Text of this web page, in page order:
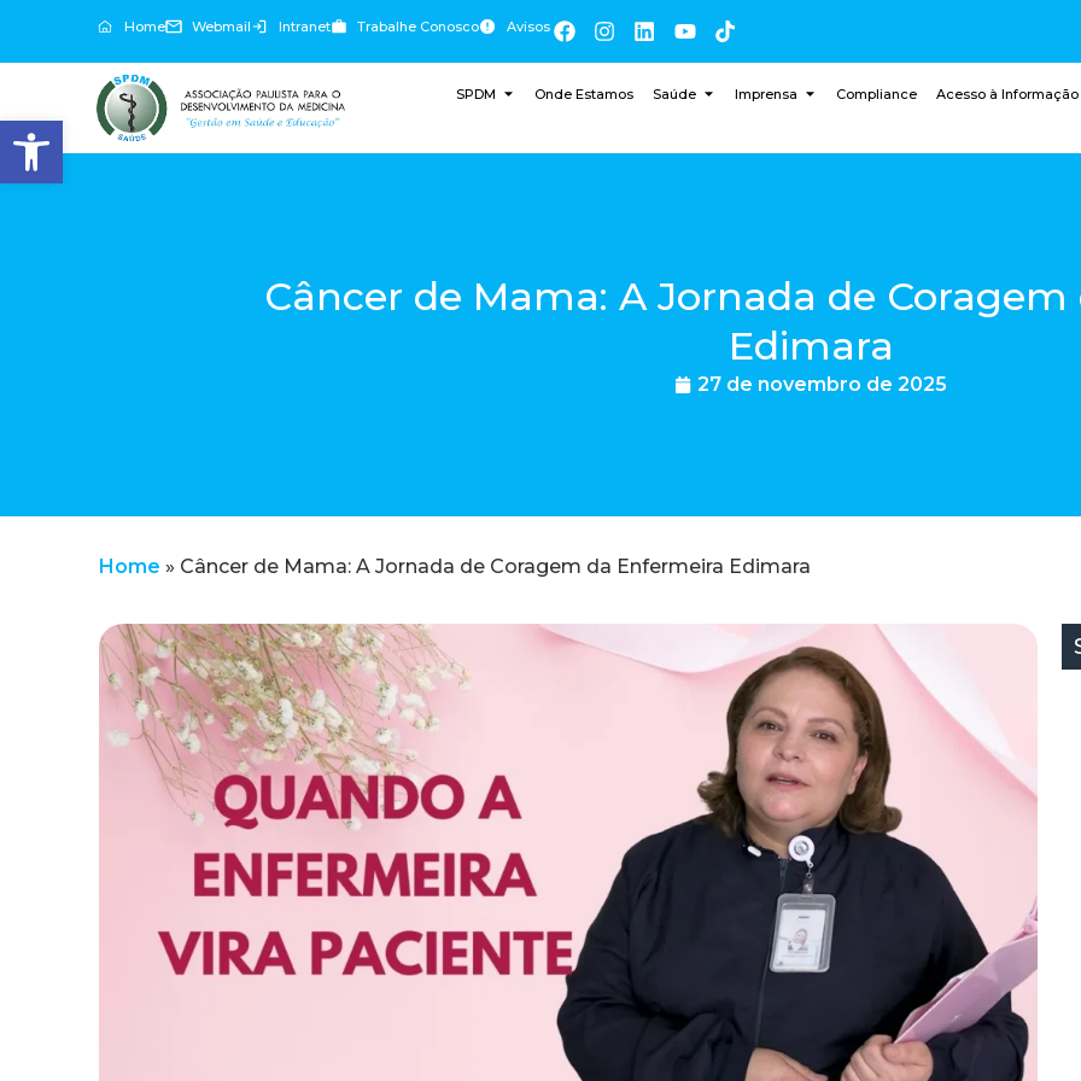
Abrir a barra de ferramentas
Home Webmail Intranet Trabalhe Conosco Avisos
SPDM Onde Estamos Saúde Imprensa Compliance Acesso à Informação
Câncer de Mama: A Jornada de
Edimara
27 de novembro de 2025
Home » Câncer de Mama: A Jornada de Coragem da Enfermeira Edimara